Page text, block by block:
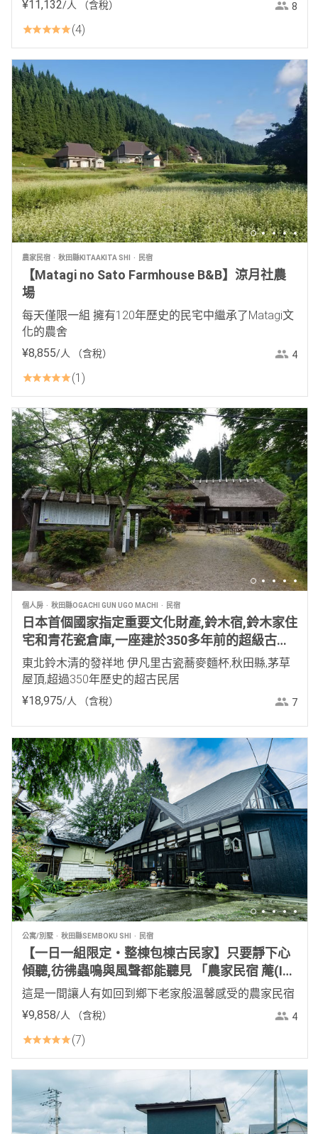
¥11,132/人 （含稅） 8
4
農家民宿 秋田縣KITAAKITA SHI 民宿
【Matagi no Sato Farmhouse B&B】涼月社農
場
每天僅限一組 擁有120年歷史的民宅中繼承了Matagi文
化的農舍
¥8,855/人 （含稅） 4
1
個人房 秋田縣OGACHI GUN UGO MACHI 民宿
日本首個國家指定重要文化財產,鈴木宿,鈴木家住
宅和青花瓷倉庫,一座建於350多年前的超級古老
房屋
東北鈴木清的發祥地 伊凡里古瓷蕎麥麵杯,秋田縣,茅草
屋頂,超過350年歷史的超古民居
¥18,975/人 （含稅） 7
公寓/別墅 秋田縣SEMBOKU SHI 民宿
【一日一組限定・整棟包棟古民家】只要靜下心
傾聽,彷彿蟲鳴與風聲都能聽見 「農家民宿 蓭(Ior
i)」
這是一間讓人有如回到鄉下老家般溫馨感受的農家民宿
¥9,858/人 （含稅） 4
7